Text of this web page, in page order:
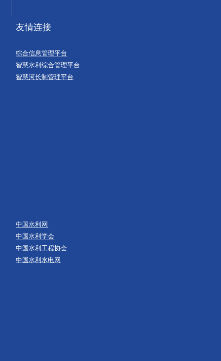
友情连接
综合信息管理平台
智慧水利综合管理平台
智慧河长制管理平台
中国水利网
中国水利学会
中国水利工程协会
中国水利水电网